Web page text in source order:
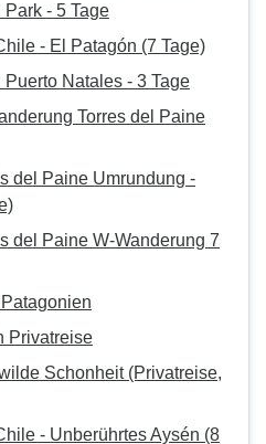
- 5 Tage
- El Patagón (7 Tage)
Natales - 3 Tage
Torres del Paine
del Paine Umrundung -
del Paine W-Wanderung 7
Privatreise
Schonheit (Privatreise,
- Unberührtes Aysén (8